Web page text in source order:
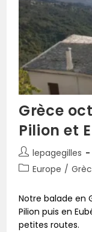
Grèce
Pilion et
lepagegilles
Europe /
Notre balade en
Pilion puis en
petites routes.